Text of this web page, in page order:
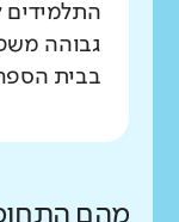
התלמידים
גבוהה
בבית
מהם